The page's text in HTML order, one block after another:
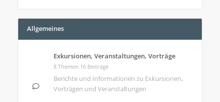
Allgemeines
Exkursionen, Veranstaltungen, Vorträge
8 Themen 16 Beiträge
Berichte und Informationen zu Exkursionen,
Vorträgen und Veranstaltungen